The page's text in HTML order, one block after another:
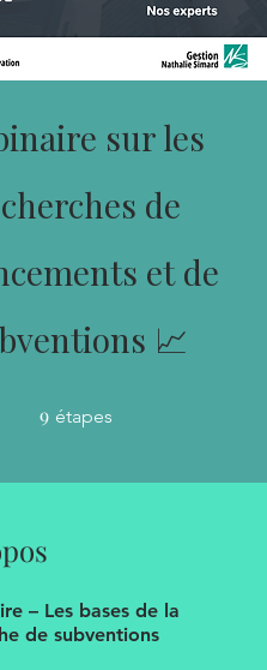
sur les
de
et de
📈
9 étapes
– Les bases de la
de subventions